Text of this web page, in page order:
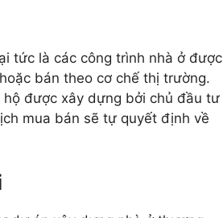
tức là các công trình nhà ở được
bán theo cơ chế thị trường.
được xây dựng bởi chủ đầu tư
mua bán sẽ tự quyết định về